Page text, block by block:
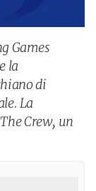
Games
la
di
La
Crew, un